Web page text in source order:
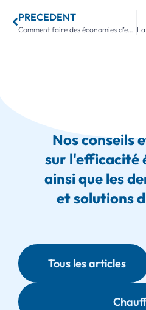
PRECEDENT
Comment faire des économies d’eau et d’énergie dans votre salle de bain
Nos conseils
sur l'efficacité
ainsi que les
et solutions
Tous les articles